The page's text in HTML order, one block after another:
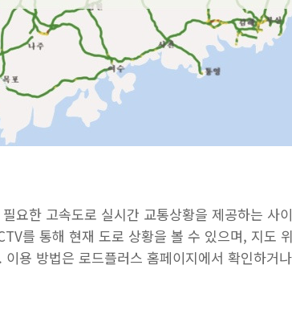
요한 고속도로 실시간 교통상황을 제공하는 사
를 통해 현재 도로 상황을 볼 수 있으며, 지도
용 방법은 로드플러스 홈페이지에서 확인하거